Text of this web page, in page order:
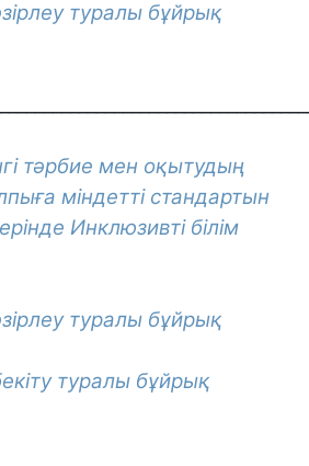
туралы бұйрық
тәрбие мен оқытудың
міндетті стандартын
Инклюзивті білім
туралы бұйрық
туралы бұйрық